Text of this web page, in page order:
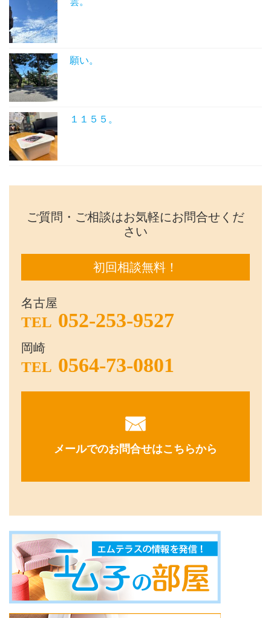
願い。
１１５５。
ご質問・ご相談はお気軽にお問合せくだ
さい
初回相談無料！
名古屋
TEL 052-253-9527
岡崎
TEL 0564-73-0801
メールでのお問合せはこちらから